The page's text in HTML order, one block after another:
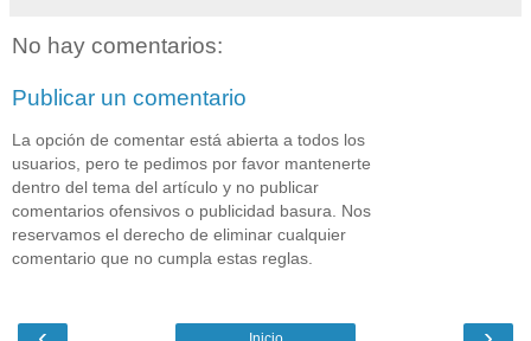
No hay comentarios:
Publicar un comentario
La opción de comentar está abierta a todos los
usuarios, pero te pedimos por favor mantenerte
dentro del tema del artículo y no publicar
comentarios ofensivos o publicidad basura. Nos
reservamos el derecho de eliminar cualquier
comentario que no cumpla estas reglas.